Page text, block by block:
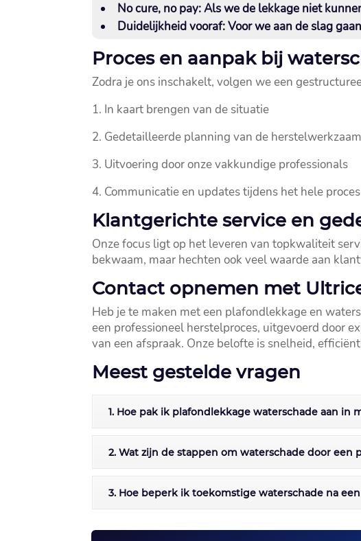
No cure, no pay:Als we de lekkage niet
Duidelijkheid vooraf:Voor we aan de slag
Proces en aanpak bij
Zodra je ons inschakelt, volgen we een
1.​ In kaart brengen van de situatie
2.​ Gedetailleerde planning van de
3.​ Uitvoering door onze vakkundige professionals
4.​ Communicatie en updates tijdens het hele proces
Klantgerichte service en
Onze focus ligt op het leveren van topkwaliteit
bekwaam, maar hechten ook veel waarde aan
Contact opnemen met
Heb je te maken met een plafondlekkage en
een professioneel herstelproces, uitgevoerd door
van een afspraak.​ Onze belofte is snelheid,
Meest gestelde vragen
1. Hoe pak ik plafondlekkage waterschade aan in
2. Wat zijn de stappen om waterschade door een
3. Hoe beperk ik toekomstige waterschade na